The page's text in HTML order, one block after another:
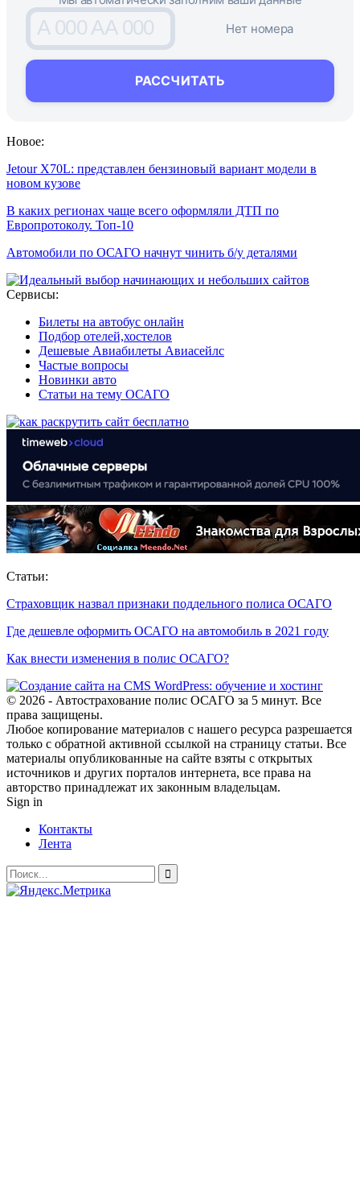
A 000 AA 000
РАССЧИТАТЬ
Нет номера
Новое:
Jetour X70L: представлен бензиновый вариант модели в
новом кузове
В каких регионах чаще всего оформляли ДТП по
Европротоколу. Топ-10
Автомобили по ОСАГО начнут чинить б/у деталями
Сервисы:
Билеты на автобус онлайн
Подбор отелей,хостелов
Дешевые Авиабилеты Авиасейлс
Частые вопросы
Новинки авто
Статьи на тему ОСАГО
Статьи:
Страховщик назвал признаки поддельного полиса ОСАГО
Где дешевле оформить ОСАГО на автомобиль в 2021 году
Как внести изменения в полис ОСАГО?
© 2026 - Автострахование полис ОСАГО за 5 минут. Все
права защищены.
Любое копирование материалов с нашего ресурса разрешается
только с обратной активной ссылкой на страницу статьи. Все
материалы опубликованные на сайте взяты с открытых
источников и других порталов интернета, все права на
авторство принадлежат их законным владельцам.
Sign in
Контакты
Лента